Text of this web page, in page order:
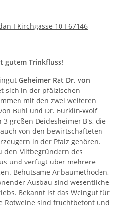
I Kirchgasse 10 I 67146
gutem Trinkfluss!
Geheimer Rat Dr. von
sich in der pfälzischen
mit den zwei weiteren
Buhl und Dr. Bürklin-Wolf
großen Deidesheimer B's, die
von den bewirtschafteten
in der Pfalz gehören.
den Mitbegründern des
und verfügt über mehrere
Behutsame Anbaumethoden,
Ausbau sind wesentliche
Bekannt ist das Weingut für
Rotweine sind fruchtbetont und